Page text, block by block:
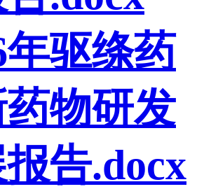
年驱绦药
物研发
告.docx